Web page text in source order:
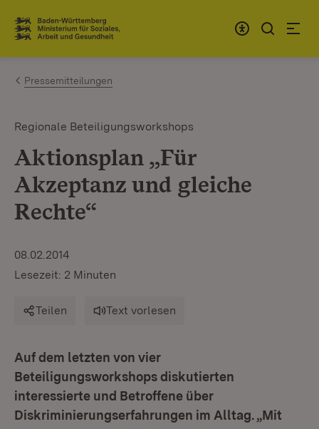
Zum Inhalt springen
Link zur Startseite
Pressemitteilungen
Regionale Beteiligungsworkshops
Aktionsplan „Für
Akzeptanz und gleiche
Rechte“
08.02.2014
Lesezeit: 2 Minuten
Teilen Text vorlesen
Auf dem letzten von vier
Beteiligungsworkshops diskutierten
interessierte und Betroffene über
Diskriminierungserfahrungen im Alltag. „Mit